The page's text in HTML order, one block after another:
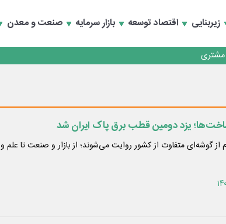
زیربنایی اقتصاد توسعه بازار سرمایه صنعت و معدن
و بازسازی اعتماد مشتریان
مشتری
و بازسازی اعتماد مشتریان
یزد دومین قطب برق پاک ایران شد
از گوشه‌ای متفاوت از کشور روایت می‌شوند؛ از بازار و صنعت تا علم و